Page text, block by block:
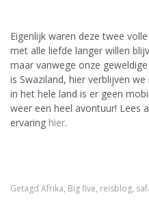
Eigenlijk waren deze twee
met alle liefde langer willen
maar vanwege onze
is Swaziland, hier verblijven
in het hele land is er geen
weer een heel avontuur! Lees
ervaring hier.
Getagd Afrika, Big five, reisblog,